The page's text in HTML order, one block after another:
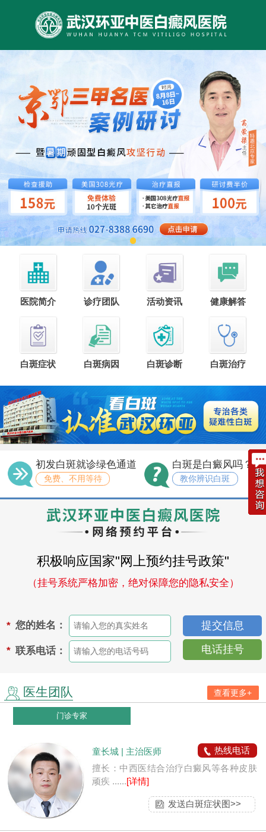
医院简介 诊疗团队 活动资讯 健康解答
白斑症状 白斑病因 白斑诊断 白斑治疗
初发白斑就诊绿色通道
免费、不用等待
白斑是白癜风吗？
教你辨识白斑
积极响应国家"网上预约挂号政策"
（挂号系统严格加密，绝对保障您的隐私安全）
* 您的姓名：
* 联系电话： 电话挂号
医生团队 查看更多+
门诊专家
童长城 | 主治医师
热线电话
擅长：中西医结合治疗白癜风等各种皮肤
顽疾 ......[详情]
发送白斑症状图>>